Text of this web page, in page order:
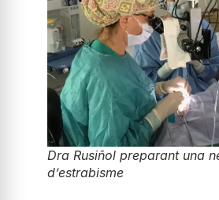
Dra Rusiñol preparant una
d’estrabisme